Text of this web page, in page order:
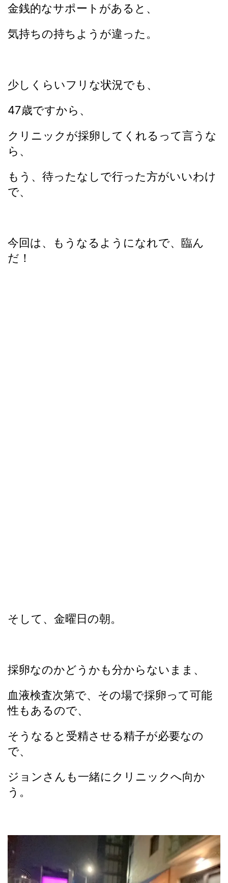
金銭的なサポートがあると、
気持ちの持ちようが違った。
少しくらいフリな状況でも、
47歳ですから、
クリニックが採卵してくれるって言うな
ら、
もう、待ったなしで行った方がいいわけ
で、
今回は、もうなるようになれで、臨ん
だ！
そして、金曜日の朝。
採卵なのかどうかも分からないまま、
血液検査次第で、その場で採卵って可能
性もあるので、
そうなると受精させる精子が必要なの
で、
ジョンさんも一緒にクリニックへ向か
う。